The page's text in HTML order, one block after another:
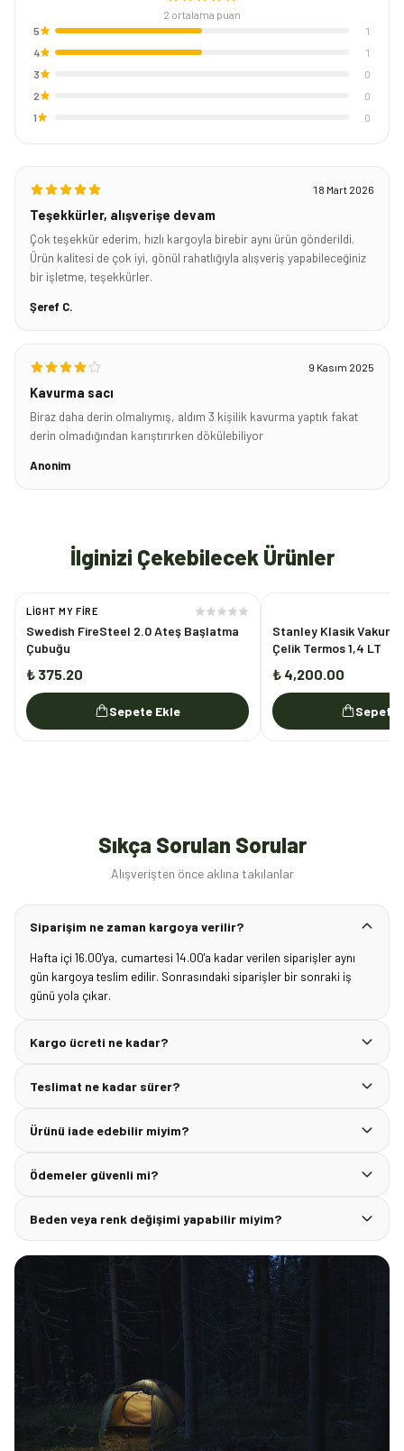
2 ortalama puan
5
1
4
1
3
0
2
0
1
0
18 Mart 2026
Teşekkürler, alışverişe devam
Çok teşekkür ederim, hızlı kargoyla birebir aynı ürün gönderildi.
Ürün kalitesi de çok iyi, gönül rahatlığıyla alışveriş yapabileceğiniz
bir işletme, teşekkürler.
Şeref C.
9 Kasım 2025
Kavurma sacı
Biraz daha derin olmalıymış, aldım 3 kişilik kavurma yaptık fakat
derin olmadığından karıştırırken dökülebiliyor
Anonim
İlginizi Çekebilecek Ürünler
LIGHT MY FIRE
Swedish FireSteel 2.0 Ateş Başlatma
Çubuğu
₺ 375.20
Sepete Ekle
Stanley Klasik
Çelik Termos 1,4 LT
₺ 4,200.00
Sepete
Sıkça Sorulan Sorular
Alışverişten önce aklına takılanlar
Siparişim ne zaman kargoya verilir?
Hafta içi 16.00'ya, cumartesi 14.00'a kadar verilen siparişler aynı
gün kargoya teslim edilir. Sonrasındaki siparişler bir sonraki iş
günü yola çıkar.
Kargo ücreti ne kadar?
Teslimat ne kadar sürer?
Ürünü iade edebilir miyim?
Ödemeler güvenli mi?
Beden veya renk değişimi yapabilir miyim?